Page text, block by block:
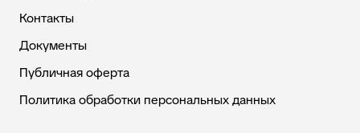
Контакты
Документы
Публичная оферта
Политика обработки персональных данных